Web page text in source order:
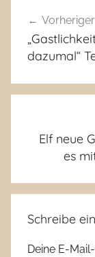
dazumal“
Elf neue
es
Schreibe
Deine E-